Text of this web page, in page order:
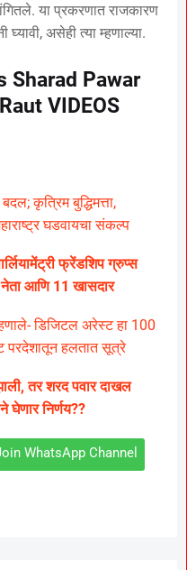
या प्रकरणात राजकारण
घ्यावी, असेही त्या म्हणाल्या.
Sharad Pawar
VIDEOS
कृत्रिम बुद्धिमत्ता,
घडवायचा संकल्प
फ्रेंडशिप ग्रुप्स
आणि 11 खासदार
डिजिटल अरेस्ट हा 100
हलतात सूत्रे
तर शरद पवार दाखल
घेणार निर्णय??
WhatsApp Channel